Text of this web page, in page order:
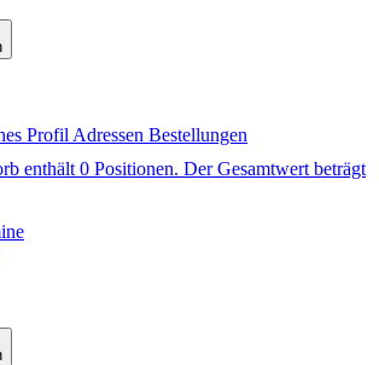
Profil Adressen Bestellungen
enthält 0 Positionen. Der Gesamtwert beträgt